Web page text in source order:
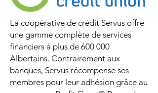
La coopérative de crédit Servus offre
une gamme complète de services
financiers à plus de 600 000
Albertains. Contrairement aux
banques, Servus récompense ses
membres pour leur adhésion grâce au